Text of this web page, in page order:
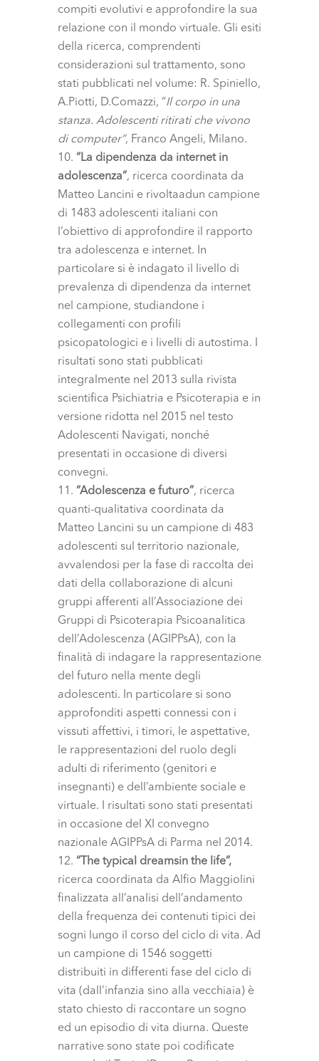
compiti evolutivi e approfondire la sua
relazione con il mondo virtuale. Gli esiti
della ricerca, comprendenti
considerazioni sul trattamento, sono
stati pubblicati nel volume: R. Spiniello,
A.Piotti, D.Comazzi, “Il corpo in una
stanza. Adolescenti ritirati che vivono
di computer”, Franco Angeli, Milano.
“La dipendenza da internet in
adolescenza”, ricerca coordinata da
Matteo Lancini e rivoltaadun campione
di 1483 adolescenti italiani con
l’obiettivo di approfondire il rapporto
tra adolescenza e internet. In
particolare si è indagato il livello di
prevalenza di dipendenza da internet
nel campione, studiandone i
collegamenti con profili
psicopatologici e i livelli di autostima. I
risultati sono stati pubblicati
integralmente nel 2013 sulla rivista
scientifica Psichiatria e Psicoterapia e in
versione ridotta nel 2015 nel testo
Adolescenti Navigati, nonché
presentati in occasione di diversi
convegni.
“Adolescenza e futuro”, ricerca
quanti-qualitativa coordinata da
Matteo Lancini su un campione di 483
adolescenti sul territorio nazionale,
avvalendosi per la fase di raccolta dei
dati della collaborazione di alcuni
gruppi afferenti all’Associazione dei
Gruppi di Psicoterapia Psicoanalitica
dell’Adolescenza (AGIPPsA), con la
finalità di indagare la rappresentazione
del futuro nella mente degli
adolescenti. In particolare si sono
approfonditi aspetti connessi con i
vissuti affettivi, i timori, le aspettative,
le rappresentazioni del ruolo degli
adulti di riferimento (genitori e
insegnanti) e dell’ambiente sociale e
virtuale. I risultati sono stati presentati
in occasione del XI convegno
nazionale AGIPPsA di Parma nel 2014.
“The typical dreamsin the life”,
ricerca coordinata da Alfio Maggiolini
finalizzata all’analisi dell’andamento
della frequenza dei contenuti tipici dei
sogni lungo il corso del ciclo di vita. Ad
un campione di 1546 soggetti
distribuiti in differenti fase del ciclo di
vita (dall’infanzia sino alla vecchiaia) è
stato chiesto di raccontare un sogno
ed un episodio di vita diurna. Queste
narrative sono state poi codificate